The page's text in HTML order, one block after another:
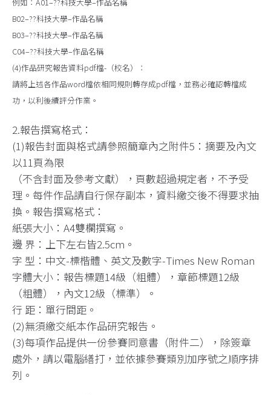
B02–??科技大學–作品名稱
B03–??科技大學–作品名稱
C04–??科技大學–作品名稱
(4)作品研究報告資料pdf檔-（校名）：
請將上述各作品word檔依相同規則轉存成pdf檔，並務必確認轉檔成
功，以利後續評分作業。
2.報告撰寫格式：
(1)報告封面與格式請參照簡章內之附件5：摘要及內文
以11頁為限
（不含封面及參考文獻），頁數超過規定者，不予受
理。每件作品請自行保存副本，資料繳交後不得要求抽
換。報告撰寫格式：
紙張大小：A4雙欄撰寫。
邊 界：上下左右皆2.5cm。
字 型：中文-標楷體、英文及數字-Times New Roman
字體大小：報告標題14級（粗體），章節標題12級
（粗體），內文12級（標準）。
行 距：單行間距。
(2)無須繳交紙本作品研究報告。
(3)每項作品提供一份參賽同意書（附件二），除簽章
處外，請以電腦繕打，並依據參賽類別加序號之順序排
列。